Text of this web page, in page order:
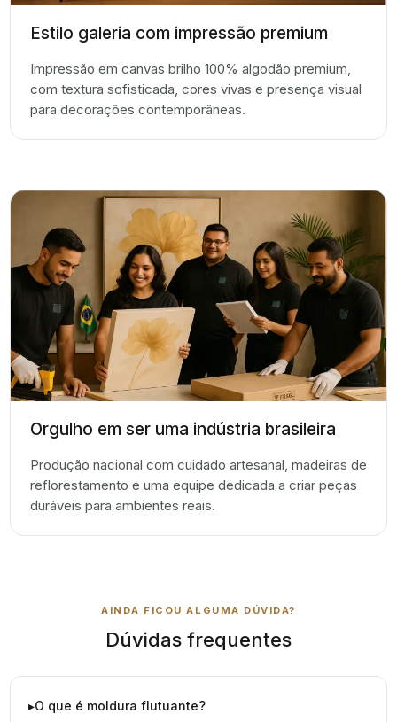
Estilo galeria com impressão premium
Impressão em canvas brilho 100% algodão premium,
com textura sofisticada, cores vivas e presença visual
para decorações contemporâneas.
Orgulho em ser uma indústria brasileira
Produção nacional com cuidado artesanal, madeiras de
reflorestamento e uma equipe dedicada a criar peças
duráveis para ambientes reais.
AINDA FICOU ALGUMA DÚVIDA?
Dúvidas frequentes
O que é moldura flutuante?